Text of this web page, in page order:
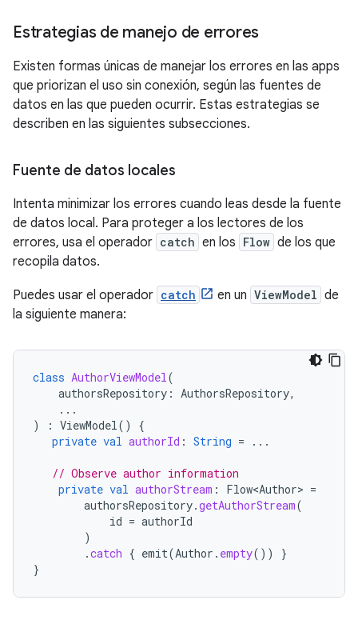
Estrategias de manejo de errores
Existen formas únicas de manejar los errores en las apps
que priorizan el uso sin conexión, según las fuentes de
datos en las que pueden ocurrir. Estas estrategias se
describen en las siguientes subsecciones.
Fuente de datos locales
Intenta minimizar los errores cuando leas desde la fuente
de datos local. Para proteger a los lectores de los
errores, usa el operador catch en los Flow de los que
recopila datos.
Puedes usar el operador catch en un ViewModel de
la siguiente manera:
class AuthorViewModel(
authorsRepository : AuthorsRepository,
...
)
: ViewModel()
{
private val authorId : String = ...
// Observe author information
private val authorStream : Flow<Author> =
authorsRepository.getAuthorStream(
id = authorId
)
.catch { emit(Author . empty())
}
}